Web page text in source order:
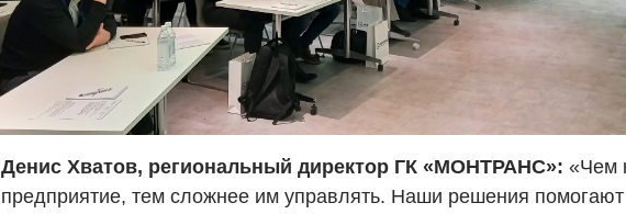
Денис Хватов, региональный директор ГК «МОНТРАНС»: «Чем
предприятие, тем сложнее им управлять. Наши решения